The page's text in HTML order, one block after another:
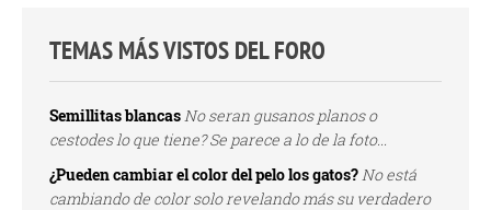
TEMAS MÁS VISTOS DEL FORO
Semillitas blancasNo seran gusanos planos o
cestodes lo que tiene? Se parece a lo de la foto...
¿Pueden cambiar el color del pelo los gatos?No está
cambiando de color solo revelando más su verdadero